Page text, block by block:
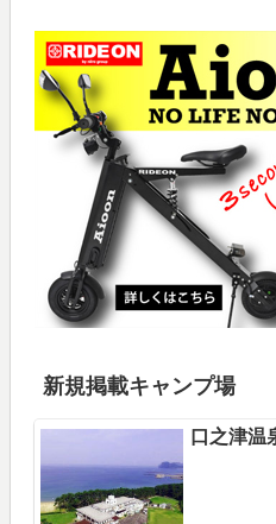
新規掲載キャンプ場
口之津温